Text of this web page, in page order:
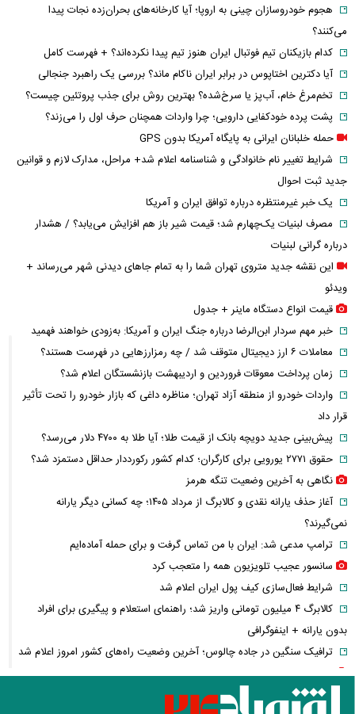
هجوم خودروسازان چینی به اروپا؛ آیا کارخانه‌های بحران‌زده نجات پیدا
می‌کنند؟
کدام بازیکنان تیم فوتبال ایران هنوز تیم پیدا نکرده‌اند؟ + فهرست کامل
آیا دکترین اختاپوس در برابر ایران ناکام ماند؟ بررسی یک راهبرد جنجالی
تخم‌مرغ خام، آب‌پز یا سرخ‌شده؟ بهترین روش برای جذب پروتئین چیست؟
پشت پرده خودکفایی دارویی؛ چرا واردات همچنان حرف اول را می‌زند؟
حمله خلبانان ایرانی به پایگاه آمریکا بدون GPS
شرایط تغییر نام خانوادگی و شناسنامه اعلام شد+ مراحل، مدارک لازم و قوانین
جدید ثبت احوال
یک خبر غیرمنتظره درباره توافق ایران و آمریکا
مصرف لبنیات یک‌چهارم شد؛ قیمت شیر باز هم افزایش می‌یابد؟ / هشدار
درباره گرانی لبنیات
این نقشه جدید متروی تهران شما را به تمام جاهای دیدنی شهر می‌رساند +
ویدئو
قیمت انواع دستگاه ماینر + جدول
خبر مهم سردار ابن‌الرضا درباره جنگ ایران و آمریکا: به‌زودی خواهند فهمید
معاملات ۶ ارز دیجیتال متوقف شد / چه رمزارزهایی در فهرست هستند؟
زمان پرداخت معوقات فروردین و اردیبهشت بازنشستگان اعلام شد؟
واردات خودرو از منطقه آزاد تهران؛ مناظره داغی که بازار خودرو را تحت تأثیر
قرار داد
پیش‌بینی جدید دویچه‌ بانک از قیمت طلا؛ آیا طلا به ۴۷۰۰ دلار می‌رسد؟
حقوق ۲۷۷۱ یورویی برای کارگران؛ کدام کشور رکورددار حداقل دستمزد شد؟
نگاهی به آخرین وضعیت تنگه هرمز
آغاز حذف یارانه نقدی و کالابرگ از مرداد ۱۴۰۵؛ چه کسانی دیگر یارانه
نمی‌گیرند؟
ترامپ مدعی شد: ایران با من تماس گرفت و برای حمله آماده‌ایم
سانسور عجیب تلویزیون همه را متعجب کرد
شرایط فعال‌سازی کیف پول ایران اعلام شد
کالابرگ ۴ میلیون تومانی واریز شد؛ راهنمای استعلام و پیگیری برای افراد
بدون یارانه + اینفوگرافی
ترافیک سنگین در جاده چالوس؛ آخرین وضعیت راه‌های کشور امروز اعلام شد
استایل جدید صابر ابر در فضای مجازی پربازدید شد
هواشناسی جدول زمانی بارش‌ها را منتشر کرد/ اوج بارندگی در انتظار کدام